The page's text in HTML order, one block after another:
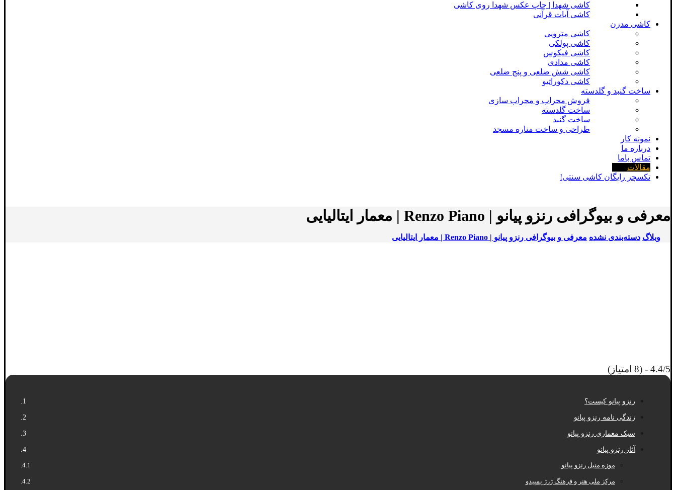
کاشی شهدا | چاپ عکس شهدا روی کاشی
کاشی آیات قرآنی
کاشی مدرن
کاشی مترویی
کاشی پولکی
کاشی فیکوس
کاشی مدادی
کاشی شش ضلعی و پنج ضلعی
کاشی دکوراتیو
ساخت گنبد و گلدسته
فروش محراب و محراب سازی
ساخت گلدسته
ساخت گنبد
طراحی و ساخت مناره مسجد
نمونه کار
درباره ما
تماس باما
مقالات
تکسچر رایگان کاشی سنتی!
معرفی و بیوگرافی رنزو پیانو | Renzo Piano | معمار ایتالیایی
وبلاگ دسته‌بندی نشده معرفی و بیوگرافی رنزو پیانو | Renzo Piano | معمار ایتالیایی
4.4/5 - (8 امتیاز)
رنزو پیانو کیست؟
زندگی نامه رنزو پیانو
سبک معماری رنزو پیانو
آثار رنزو پیانو
موزه منیل رنزو پیانو
مرکز ملی هنر و فرهنگ ژرژ پمپیدو